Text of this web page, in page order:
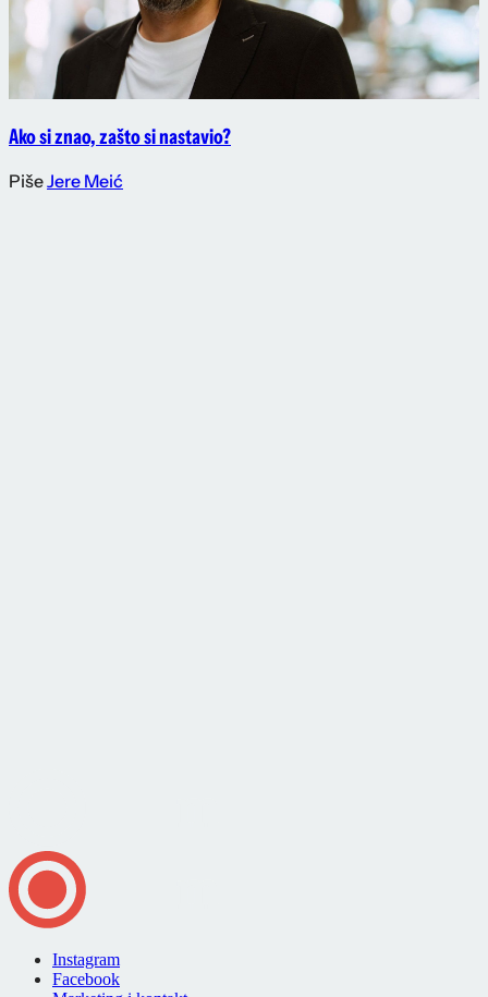
Ako si znao, zašto si nastavio?
PišeJere Meić
Instagram
Facebook